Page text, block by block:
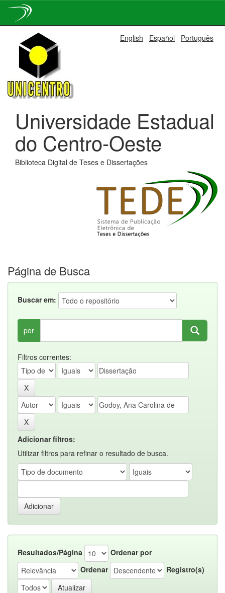
navigation
English Español Português
Universidade Estadual
do Centro-Oeste
Biblioteca Digital de Teses e Dissertações
Página de Busca
Buscar em:
por
Filtros correntes:
Adicionar filtros:
Utilizar filtros para refinar o resultado de busca.
Resultados/Página
Ordenar por
Ordenar
Registro(s)